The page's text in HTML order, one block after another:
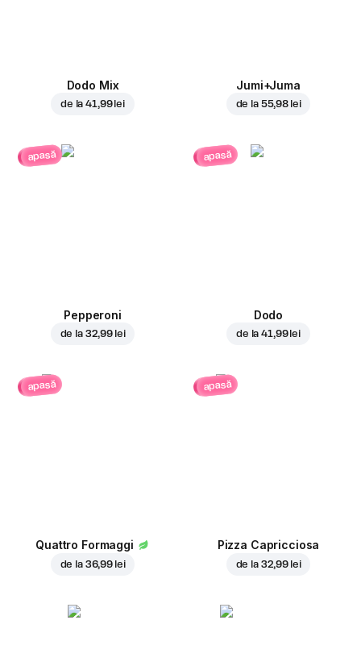
Dodo Mix
de la41,99 lei
Jumi+Juma
de la 55,98 lei
apasă
Pepperoni
de la 32,99 lei
apasă
Dodo
de la41,99 lei
apasă
Quattro Formaggi
de la 36,99 lei
apasă
Pizza Capricciosa
de la 32,99 lei